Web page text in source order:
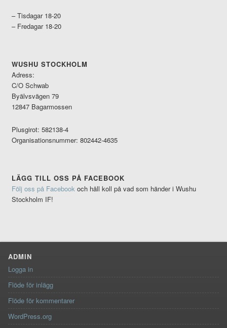
– Tisdagar 18-20
– Fredagar 18-20
WUSHU STOCKHOLM
Adress:
C/O Schwab
Byälvsvägen 79
12847 Bagarmossen
Plusgirot: 582138-4
Organisationsnummer: 802442-4635
LÄGG TILL OSS PÅ FACEBOOK
Följ oss på Facebook och håll koll på vad som händer i Wushu
Stockholm IF!
ADMIN
Logga in
Flöde för inlägg
Flöde för kommentarer
WordPress.org